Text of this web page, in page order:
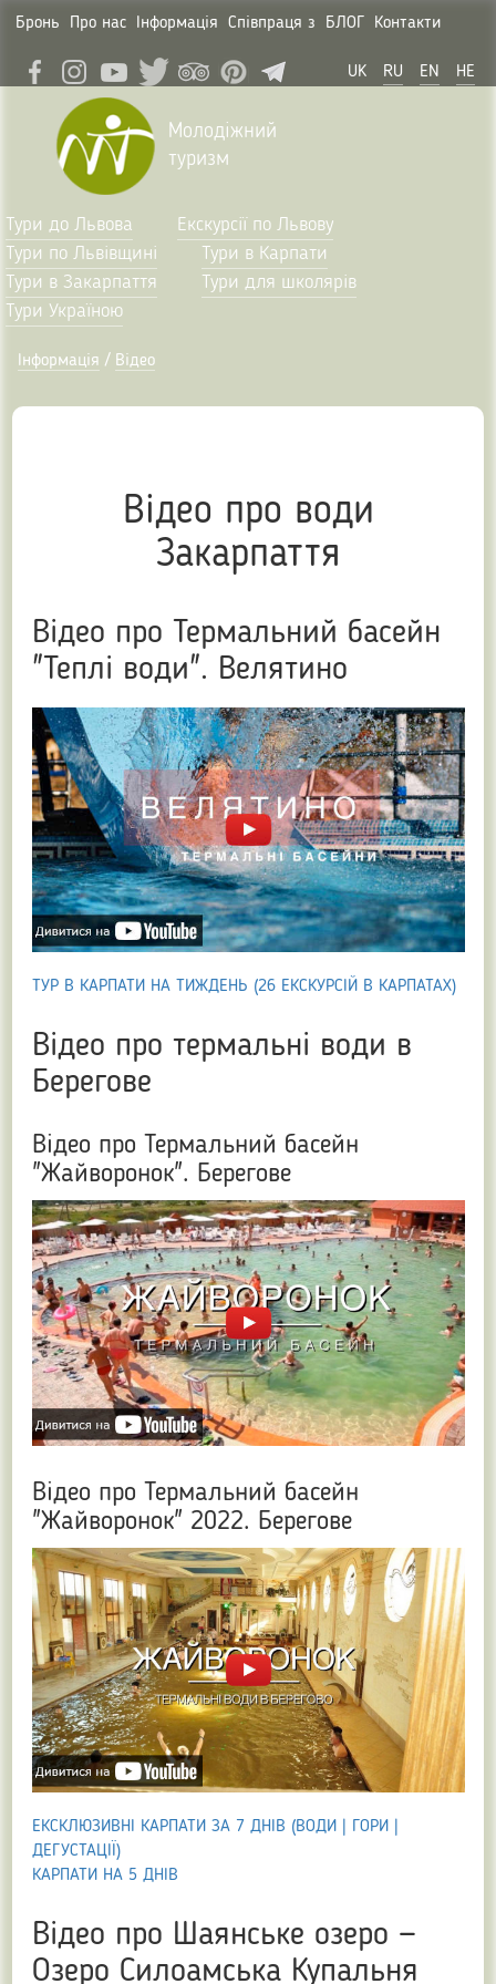
Бронь Про нас Інформація Співпраця з БЛОГ Контакти
UK RU EN HE
Молодіжний
туризм
Тури до Львова
Екскурсії по Львову
Тури по Львівщині
Тури в Карпати
Тури в Закарпаття
Тури для школярів
Тури Україною
Інформація / Відео
Відео про води
Закарпаття
Відео про Термальний басейн
"Теплі води". Велятино
ТУР В КАРПАТИ НА ТИЖДЕНЬ (26 ЕКСКУРСІЙ В КАРПАТАХ)
Відео про термальні води в
Берегове
Відео про Термальний басейн
"Жайворонок". Берегове
Відео про Термальний басейн
"Жайворонок" 2022. Берегове
ЕКСКЛЮЗИВНІ КАРПАТИ ЗА 7 ДНІВ (ВОДИ | ГОРИ |
ДЕГУСТАЦІЇ)
КАРПАТИ НА 5 ДНІВ
Відео про Шаянське озеро —
Озеро Силоамська Купальня